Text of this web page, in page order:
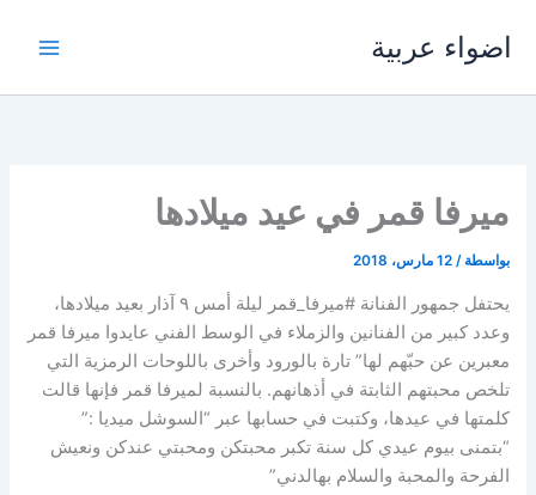
اضواء عربية
ميرفا قمر في عيد ميلادها
بواسطة /12 مارس، 2018
يحتفل جمهور الفنانة #ميرفا_قمر ليلة أمس ٩ آذار بعيد ميلادها،
وعدد كبير من الفنانين والزملاء في الوسط الفني عايدوا ميرفا قمر
معبرين عن حبّهم لها” تارة بالورود وأخرى باللوحات الرمزية التي
تلخص محبتهم الثابتة في أذهانهم. بالنسبة لميرفا قمر فإنها قالت
كلمتها في عيدها، وكتبت في حسابها عبر “السوشل ميديا :”
“بتمنى بيوم عيدي كل سنة تكبر محبتكن ومحبتي عندكن ونعيش
الفرحة والمحبة والسلام بهالدني”